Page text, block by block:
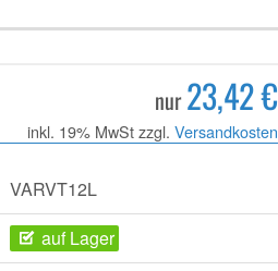
nur23,42 €
inkl. 19% MwSt zzgl. Versandkosten
VARVT12L
auf Lager